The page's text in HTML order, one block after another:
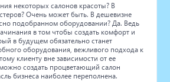
некоторых салонов красоты? В
Очень может быть. В дешевизне
подобранном оборудовании? Да. Ведь
в том чтобы создать комфорт и
в будущем обязательно станет
оборудования, вежливого подхода к
клиенту вне зависимости от ее
создать процветающий салон
бизнеса наиболее переполнена.